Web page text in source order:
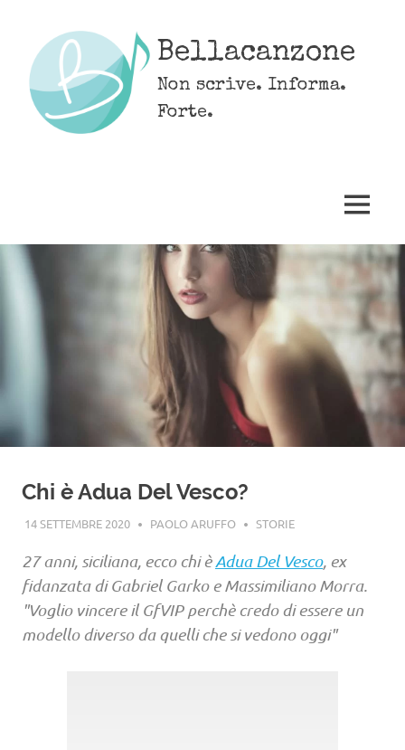
content
Bellacanzone
Non scrive. Informa.
Forte.
MENU
Chi è Adua Del Vesco?
14 SETTEMBRE 2020 PAOLO ARUFFO STORIE
27 anni, siciliana, ecco chi èAdua Del Vesco, ex
fidanzata di Gabriel Garko e Massimiliano Morra.
"Voglio vincere il GfVIP perchè credo di essere un
modello diverso da quelli che si vedono oggi"